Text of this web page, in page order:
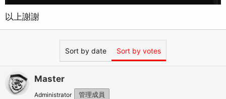
以上謝謝
Sort by date Sort by votes
Master
Administrator 管理成員